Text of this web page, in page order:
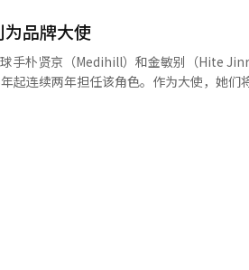
同效应。 CJ第一制糖相关人士
含的文化和情感而与国内中小型酿酒厂共
接触点，展示韩国饮食文化的新可能性
最近则转向基于粉丝自发参与和内容传播
费转化为实际的线下门店访问和自家平台
Boynextdoor相关的内容。 此次活动也
品牌大使
手朴贤京（Medihill）和金敏别（Hite
起连续两年担任该角色。作为大使，她们
车辆以宽敞的内部空间和豪华的便利设施
示：“感谢奔驰韩国再次选我为大使，我
代表球手朴贤京和金敏别继续合作，我们
的冠名赞助商之际，我们期待与两位球手